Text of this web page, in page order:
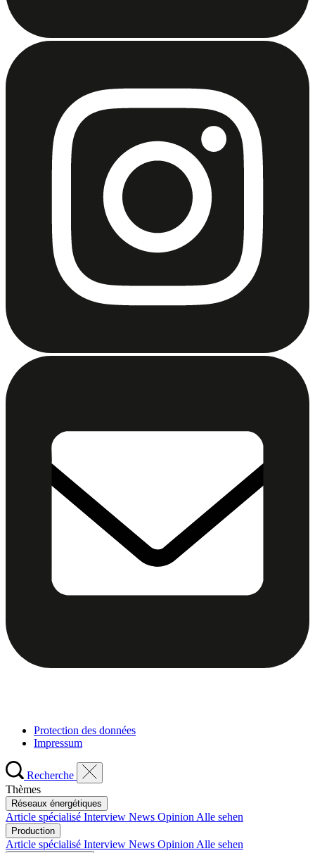
Protection des données
Impressum
Recherche
Thèmes
Réseaux énergétiques
Article spécialisé Interview News Opinion Alle sehen
Production
Article spécialisé Interview News Opinion Alle sehen